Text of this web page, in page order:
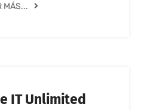
MÁS...
IT Unlimited